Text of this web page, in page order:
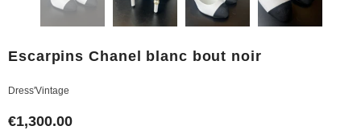
Escarpins Chanel blanc bout noir
Dress'Vintage
€1,300.00